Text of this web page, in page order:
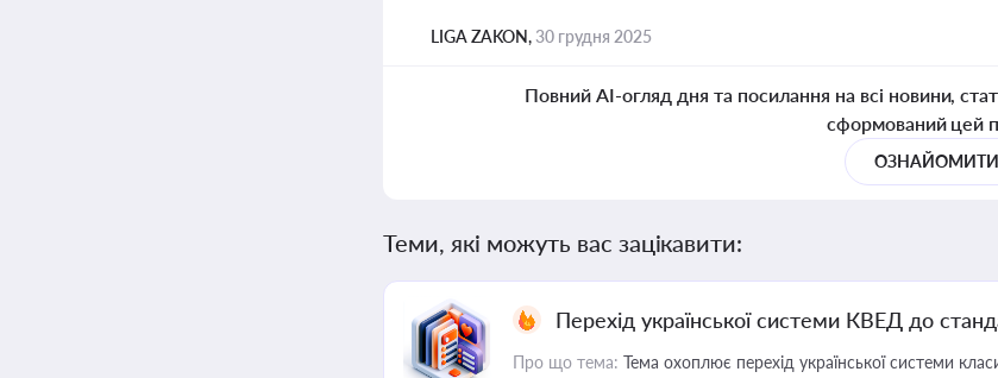
LIGA ZAKON,30 грудня 2025
Повний AI-огляд дня та посилання на всі новини,
сформований цей
Теми, які можуть вас зацікавити:
Перехід української системи КВЕД до
Про що тема: Тема охоплює перехід української системи